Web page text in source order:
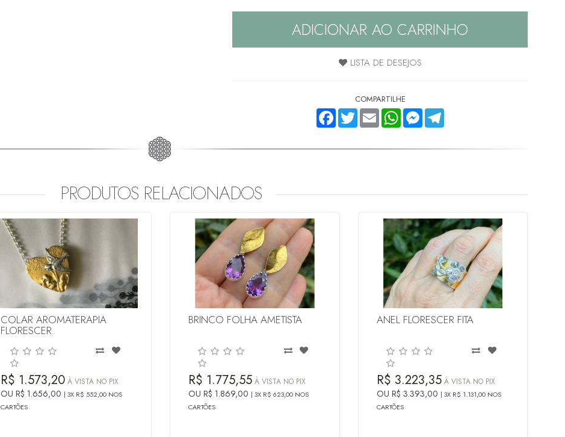
ADICIONAR AO CARRINHO
LISTA DE DESEJOS
COMPARTILHE
FACEBOOKTWITTEREMAIL WHATSAPPMESSENGER
TELEGRAM
PRODUTOS RELACIONADOS
COLAR AROMATERAPIA
FLORESCER
R$ 1.573,20À VISTA NO PIX
OU R$ 1.656,00
3X R$ 552,00 NOS
CARTÕES
BRINCO FOLHA AMETISTA
R$ 1.775,55 À VISTA NO PIX
OU R$ 1.869,00
3X R$ 623,00 NOS
CARTÕES
ANEL FLORESCER FITA
R$ 3.223,35À VISTA NO PIX
OU R$ 3.393,00
3X R$ 1.131,00 NOS
CARTÕES